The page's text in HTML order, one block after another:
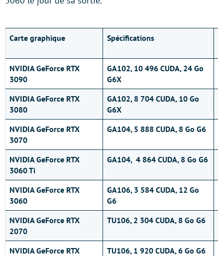
Carte graphique Spécifications
NVIDIA GeForce RTX
3090
GA102, 10 496 CUDA, 24 Go
G6X
NVIDIA GeForce RTX
3080
GA102, 8 704 CUDA, 10 Go
G6X
NVIDIA GeForce RTX
3070
GA104, 5 888 CUDA, 8 Go G6
NVIDIA GeForce RTX
3060 Ti
GA104, 4 864 CUDA, 8 Go G6
NVIDIA GeForce RTX
3060
GA106, 3 584 CUDA, 12 Go
G6
NVIDIA GeForce RTX
2070
TU106, 2 304 CUDA, 8 Go G6
NVIDIA GeForce RTX
TU106, 1 920 CUDA, 6 Go G6